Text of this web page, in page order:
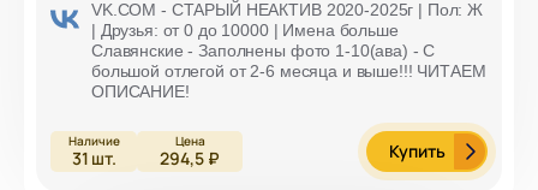
VK.COM - СТАРЫЙ НЕАКТИВ 2020-2025г | Пол: Ж
| Друзья: от 0 до 10000 | Имена больше
Славянские - Заполнены фото 1-10(ава) - С
большой отлегой от 2-6 месяца и выше!!! ЧИТАЕМ
ОПИСАНИЕ!
31 шт. 294,5 ₽ Купить